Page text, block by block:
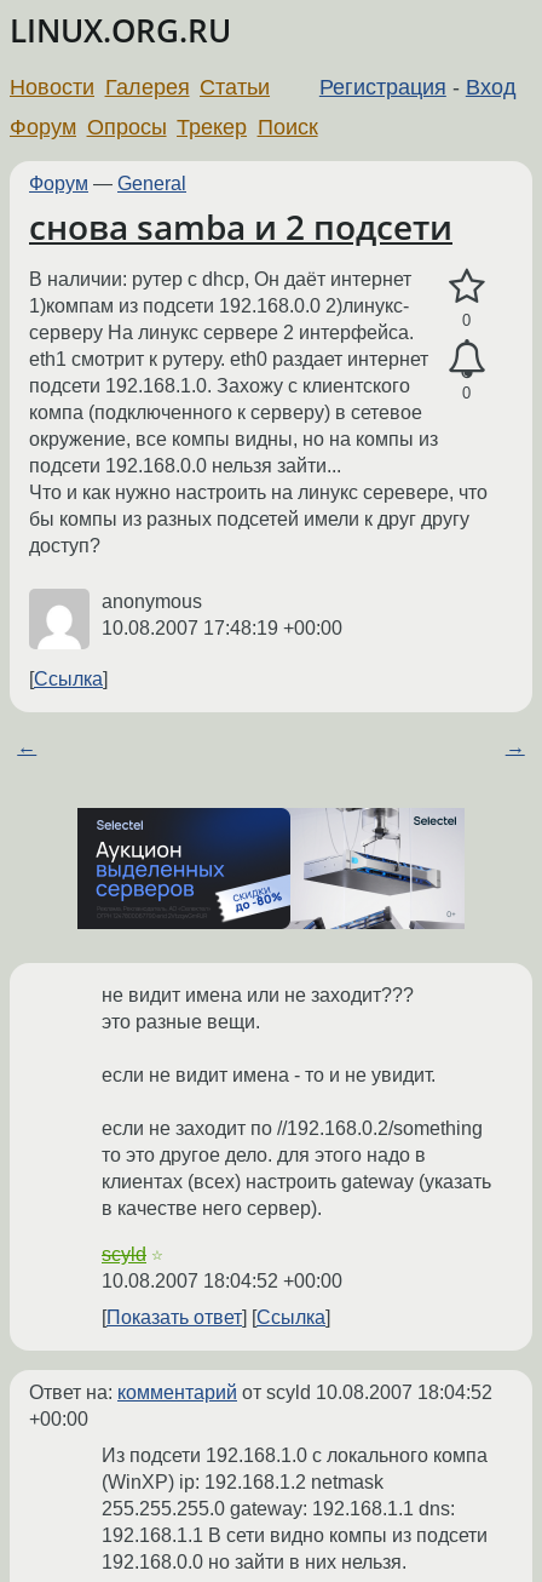
LINUX.ORG.RU
Регистрация - Вход
Новости Галерея Статьи
Форум Опросы Трекер Поиск
Форум — General
снова samba и 2 подсети
0
0
В наличии: рутер с dhcp, Он даёт интернет
1)компам из подсети 192.168.0.0 2)линукс-
серверу На линукс сервере 2 интерфейса.
eth1 смотрит к рутеру. eth0 раздает интернет
подсети 192.168.1.0. Захожу с клиентского
компа (подключенного к серверу) в сетевое
окружение, все компы видны, но на компы из
подсети 192.168.0.0 нельзя зайти...
Что и как нужно настроить на линукс серевере, что
бы компы из разных подсетей имели к друг другу
доступ?
anonymous
10.08.2007 17:48:19 +00:00
Ссылка
← →
не видит имена или не заходит???
это разные вещи.
если не видит имена - то и не увидит.
если не заходит по //192.168.0.2/something
то это другое дело. для этого надо в
клиентах (всех) настроить gateway (указать
в качестве него сервер).
scyld ☆
10.08.2007 18:04:52 +00:00
Показать ответ
Ссылка
Ответ на: комментарий от scyld 10.08.2007 18:04:52
+00:00
Из подсети 192.168.1.0 с локального компа
(WinXP) ip: 192.168.1.2 netmask
255.255.255.0 gateway: 192.168.1.1 dns:
192.168.1.1 В сети видно компы из подсети
192.168.0.0 но зайти в них нельзя.